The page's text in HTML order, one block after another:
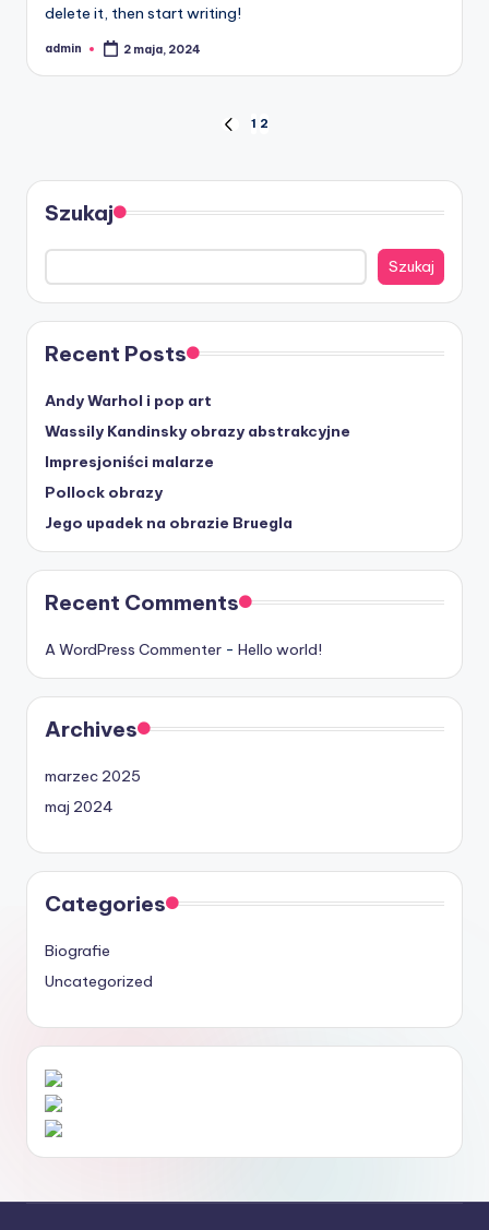
delete it, then start writing!
Posted
admin 2 maja, 2024
po
wpisach
PREVIOUS
1 2
Szukaj
Szukaj
Recent Posts
Andy Warhol i pop art
Wassily Kandinsky obrazy abstrakcyjne
Impresjoniści malarze
Pollock obrazy
Jego upadek na obrazie Bruegla
Recent Comments
A WordPress Commenter - Hello world!
Archives
marzec 2025
maj 2024
Categories
Biografie
Uncategorized